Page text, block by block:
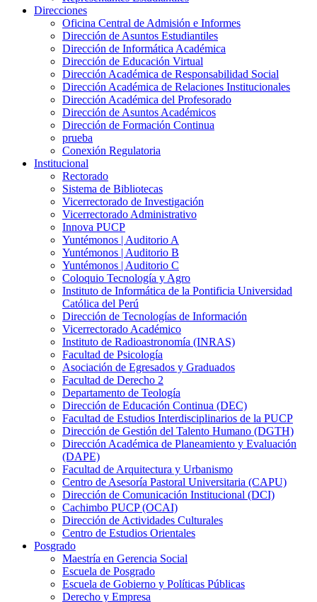
Direcciones
Oficina Central de Admisión e Informes
Dirección de Asuntos Estudiantiles
Dirección de Informática Académica
Dirección de Educación Virtual
Dirección Académica de Responsabilidad Social
Dirección Académica de Relaciones Institucionales
Dirección Académica del Profesorado
Dirección de Asuntos Académicos
Dirección de Formación Continua
prueba
Conexión Regulatoria
Institucional
Rectorado
Sistema de Bibliotecas
Vicerrectorado de Investigación
Vicerrectorado Administrativo
Innova PUCP
Yuntémonos | Auditorio A
Yuntémonos | Auditorio B
Yuntémonos | Auditorio C
Coloquio Tecnología y Agro
Instituto de Informática de la Pontificia Universidad
Católica del Perú
Dirección de Tecnologías de Información
Vicerrectorado Académico
Instituto de Radioastronomía (INRAS)
Facultad de Psicología
Asociación de Egresados y Graduados
Facultad de Derecho 2
Departamento de Teología
Dirección de Educación Continua (DEC)
Facultad de Estudios Interdisciplinarios de la PUCP
Dirección de Gestión del Talento Humano (DGTH)
Dirección Académica de Planeamiento y Evaluación
(DAPE)
Facultad de Arquitectura y Urbanismo
Centro de Asesoría Pastoral Universitaria (CAPU)
Dirección de Comunicación Institucional (DCI)
Cachimbo PUCP (OCAI)
Dirección de Actividades Culturales
Centro de Estudios Orientales
Posgrado
Maestría en Gerencia Social
Escuela de Posgrado
Escuela de Gobierno y Políticas Públicas
Derecho y Empresa